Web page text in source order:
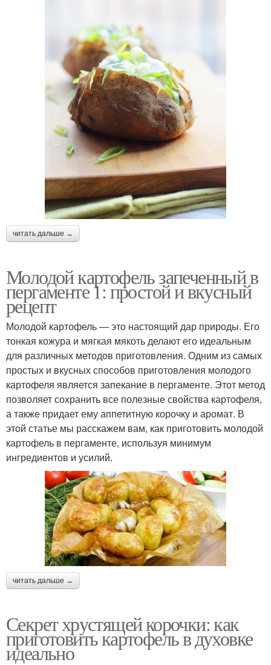
читать дальше →
Молодой картофель запеченный в
пергаменте 1: простой и вкусный
рецепт
Молодой картофель — это настоящий дар природы. Его
тонкая кожура и мягкая мякоть делают его идеальным
для различных методов приготовления. Одним из самых
простых и вкусных способов приготовления молодого
картофеля является запекание в пергаменте. Этот метод
позволяет сохранить все полезные свойства картофеля,
а также придает ему аппетитную корочку и аромат. В
этой статье мы расскажем вам, как приготовить молодой
картофель в пергаменте, используя минимум
ингредиентов и усилий.
читать дальше →
Секрет хрустящей корочки: как
приготовить картофель в духовке
идеально